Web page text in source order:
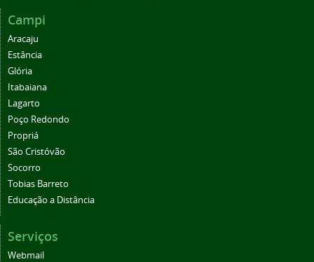
Campi
Aracaju
Estância
Glória
Itabaiana
Lagarto
Poço Redondo
Propriá
São Cristóvão
Socorro
Tobias Barreto
Educação a Distância
Serviços
Webmail